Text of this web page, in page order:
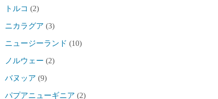
トルコ (2)
ニカラグア (3)
ニュージーランド (10)
ノルウェー (2)
バヌッア (9)
パプアニューギニア (2)